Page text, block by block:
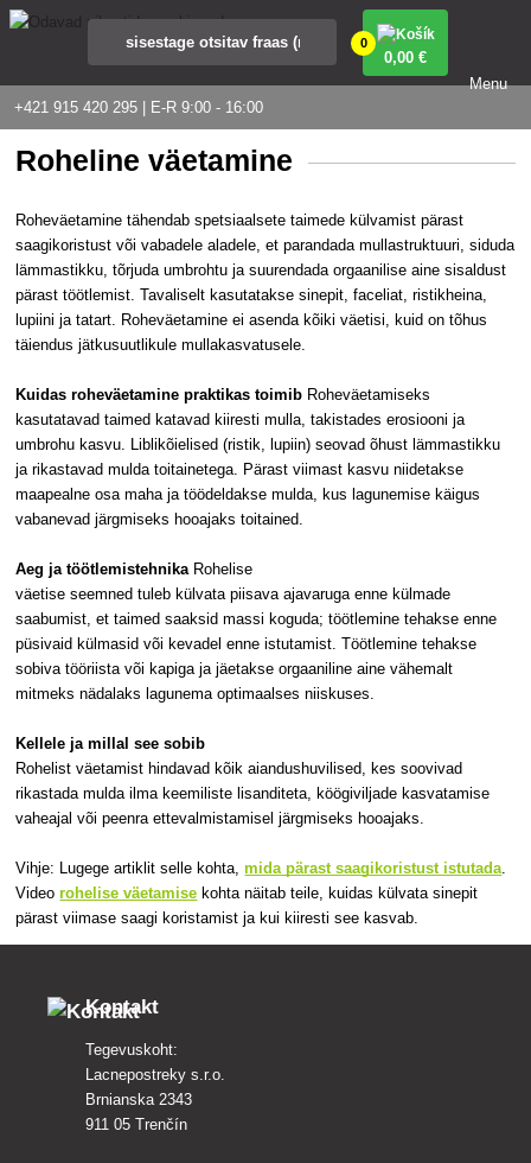
+421 915 420 295 | E-R 9:00 - 16:00
0
0,00 €
Menu
Roheline väetamine
Roheväetamine tähendab spetsiaalsete taimede külvamist pärast
saagikoristust või vabadele aladele, et parandada mullastruktuuri, siduda
lämmastikku, tõrjuda umbrohtu ja suurendada orgaanilise aine sisaldust
pärast töötlemist. Tavaliselt kasutatakse sinepit, faceliat, ristikheina,
lupiini ja tatart. Roheväetamine ei asenda kõiki väetisi, kuid on tõhus
täiendus jätkusuutlikule mullakasvatusele.
Kuidas roheväetamine praktikas toimib Roheväetamiseks
kasutatavad taimed katavad kiiresti mulla, takistades erosiooni ja
umbrohu kasvu. Liblikõielised (ristik, lupiin) seovad õhust lämmastikku
ja rikastavad mulda toitainetega. Pärast viimast kasvu niidetakse
maapealne osa maha ja töödeldakse mulda, kus lagunemise käigus
vabanevad järgmiseks hooajaks toitained.
Aeg ja töötlemistehnika Rohelise
väetise seemned tuleb külvata piisava ajavaruga enne külmade
saabumist, et taimed saaksid massi koguda; töötlemine tehakse enne
püsivaid külmasid või kevadel enne istutamist. Töötlemine tehakse
sobiva tööriista või kapiga ja jäetakse orgaaniline aine vähemalt
mitmeks nädalaks lagunema optimaalses niiskuses.
Kellele ja millal see sobib
Rohelist väetamist hindavad kõik aiandushuvilised, kes soovivad
rikastada mulda ilma keemiliste lisanditeta, köögiviljade kasvatamise
vaheajal või peenra ettevalmistamisel järgmiseks hooajaks.
Vihje: Lugege artiklit selle kohta,mida pärast saagikoristust istutada
Videorohelise väetamise kohta näitab teile, kuidas külvata sinepit
pärast viimase saagi koristamist ja kui kiiresti see kasvab.
Kontakt
Tegevuskoht:
Lacnepostreky s.r.o.
Brnianska 2343
911 05 Trenčín